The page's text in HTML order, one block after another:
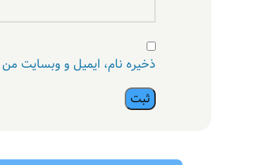
ذخیره نام، ایمیل و وبسایت